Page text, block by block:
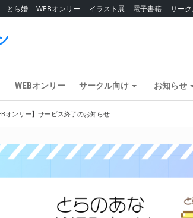
とら婚 WEBオンリー イラスト展 電子書籍 サー
WEBオンリー サークル向け お知らせ
オンリー】サービス終了のお知らせ